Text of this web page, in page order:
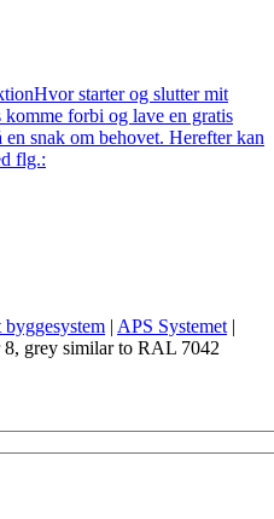
Hvor starter og slutter mit
komme forbi og lave en gratis
snak om behovet. Herefter kan
flg.:
| APS Systemet |
grey similar to RAL 7042